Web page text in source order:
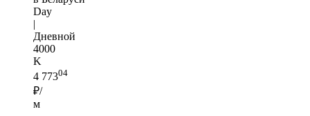
Day
|
Дневной
4000
K
4 77304
₽/
м